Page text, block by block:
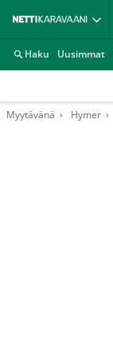
Haku Uusimmat
Myytävänä Hymer